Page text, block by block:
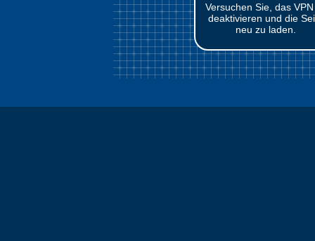
Versuchen Sie, das
deaktivieren und die
neu zu laden.